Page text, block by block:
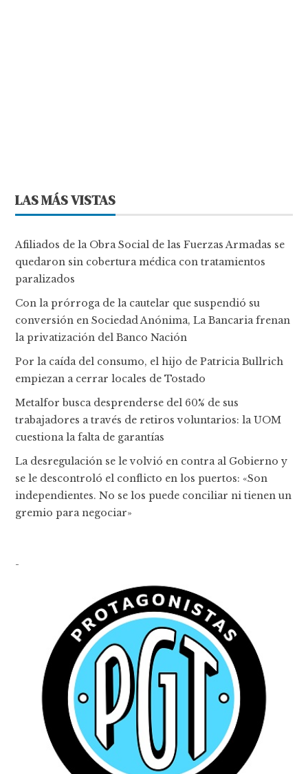
LAS MÁS VISTAS
Afiliados de la Obra Social de las Fuerzas Armadas se
quedaron sin cobertura médica con tratamientos
paralizados
Con la prórroga de la cautelar que suspendió su
conversión en Sociedad Anónima, La Bancaria frenan
la privatización del Banco Nación
Por la caída del consumo, el hijo de Patricia Bullrich
empiezan a cerrar locales de Tostado
Metalfor busca desprenderse del 60% de sus
trabajadores a través de retiros voluntarios: la UOM
cuestiona la falta de garantías
La desregulación se le volvió en contra al Gobierno y
se le descontroló el conflicto en los puertos: «Son
independientes. No se los puede conciliar ni tienen un
gremio para negociar»
-